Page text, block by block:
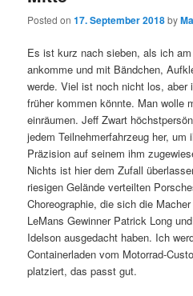
Posted on17. September 2018by
Es ist kurz nach sieben, als ich
ankomme und mit Bändchen,
werde. Viel ist noch nicht los, aber
früher kommen könnte. Man wolle
einräumen. Jeff Zwart
jedem Teilnehmerfahrzeug her, um
Präzision auf seinem ihm
Nichts ist hier dem Zufall
riesigen Gelände verteilten
Choreographie, die sich die
LeMans Gewinner Patrick Long
Idelson ausgedacht haben. Ich
Containerladen vom Motorrad-
platziert, das passt gut.